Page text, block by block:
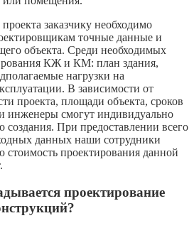
заказчику необходимо
точные данные и
объекта. Среди необходимых
КЖ и КМ: план здания,
нагрузки на
В зависимости от
проекта, площади объекта, сроков
инженеры смогут индивидуально
создания. При предоставлении всего
данных наши сотрудники
стоимость проектирования данной
проектирование